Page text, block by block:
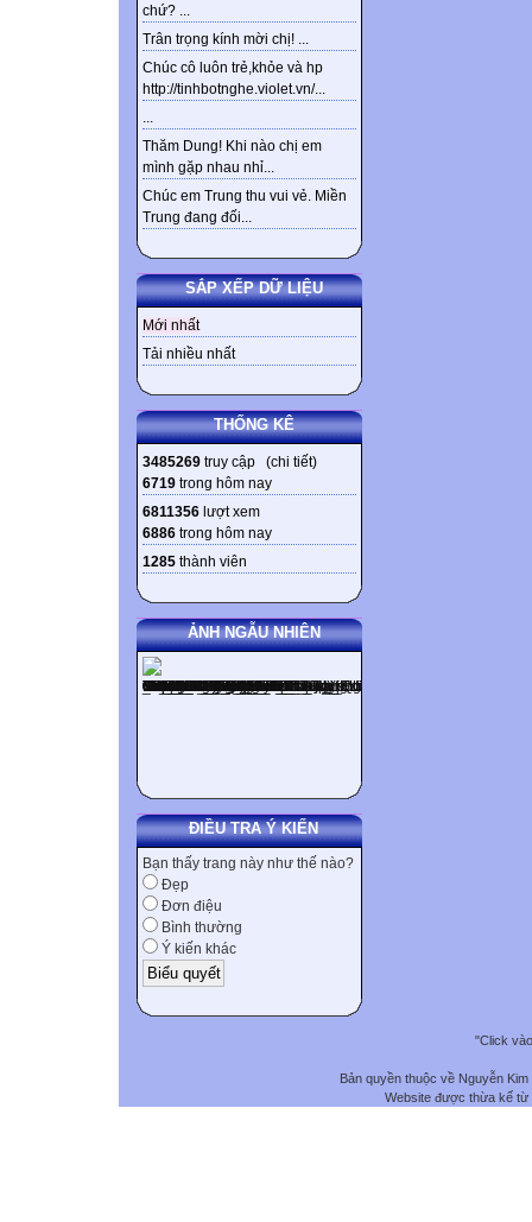
chứ? ...
Trân trọng kính mời chị! ...
Chúc cô luôn trẻ,khỏe và hp
http://tinhbotnghe.violet.vn/...
...
Thăm Dung! Khi nào chị em
mình gặp nhau nhỉ...
Chúc em Trung thu vui vẻ. Miền
Trung đang đối...
SẮP XẾP DỮ LIỆU
Mới nhất
Tải nhiều nhất
THỐNG KÊ
3485269 truy cập (chi tiết)
6719 trong hôm nay
6811356 lượt xem
6886 trong hôm nay
1285 thành viên
ẢNH NGẪU NHIÊN
ĐIỀU TRA Ý KIẾN
Bạn thấy trang này như thế nào?
Đẹp
Đơn điệu
Bình thường
Ý kiến khác
"Click
Bản quyền thuộc về Nguyễn
Website được thừa kế từ